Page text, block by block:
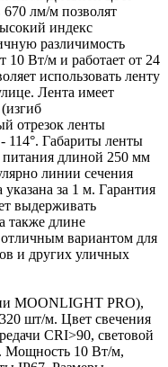
670 лм/м позволят
индекс
различимость
10 Вт/м и работает от 24
использовать ленту
Лента имеет
отрезок ленты
114°. Габариты ленты
длиной 250 мм
линии сечения
за 1 м. Гарантия
выдерживать
также длине
вариантом для
и других уличных
MOONLIGHT PRO),
шт/м. Цвет свечения
CRI>90, световой
Мощность 10 Вт/м,